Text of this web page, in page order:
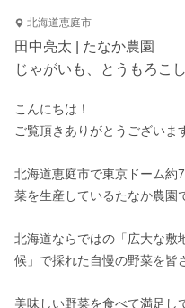
北海道恵庭市
田中亮太 | たなか農園
じゃがいも、とうもろこ
こんにちは！
ご覧頂きありがとうございま
北海道恵庭市で東京ドーム約
菜を生産しているたなか農園
北海道ならではの「広大な敷
候」で採れた自慢の野菜を皆
美味しい野菜を食べて満足し